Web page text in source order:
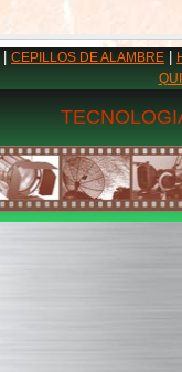
CEPILLOS DE ALAMBRE